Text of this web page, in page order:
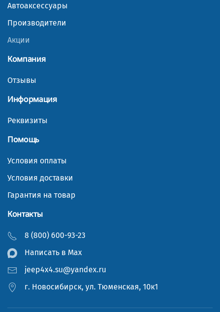
Автоаксессуары
Производители
Акции
Компания
Отзывы
Информация
Реквизиты
Помощь
Условия оплаты
Условия доставки
Гарантия на товар
Контакты
8 (800) 600-93-23
Написать в Мах
jeep4x4.su@yandex.ru
г. Новосибирск, ул. Тюменская, 10к1